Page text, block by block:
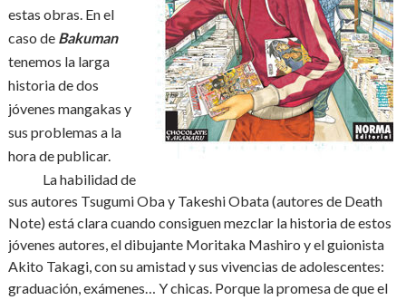
estas obras. En el
caso de Bakuman
tenemos la larga
historia de dos
jóvenes mangakas y
sus problemas a la
hora de publicar.
La habilidad de
sus autores Tsugumi Oba y Takeshi Obata (autores de Death
Note) está clara cuando consiguen mezclar la historia de estos
jóvenes autores, el dibujante Moritaka Mashiro y el guionista
Akito Takagi, con su amistad y sus vivencias de adolescentes:
graduación, exámenes… Y chicas. Porque la promesa de que el